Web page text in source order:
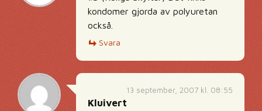
kondomer gjorda av polyuretan
också.
Svara
13 september, 2007 kl. 08:55
Kluivert